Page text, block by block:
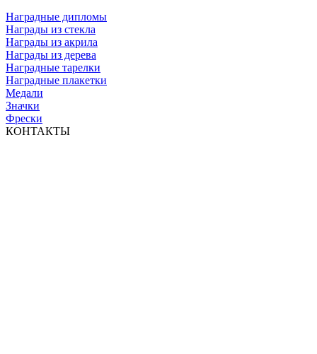
Наградные дипломы
Награды из стекла
Награды из акрила
Награды из дерева
Наградные тарелки
Наградные плакетки
Медали
Значки
Фрески
КОНТАКТЫ